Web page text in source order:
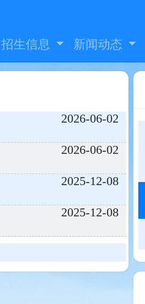
招生信息 新闻动态
2026-06-02
2026-06-02
2025-12-08
2025-12-08